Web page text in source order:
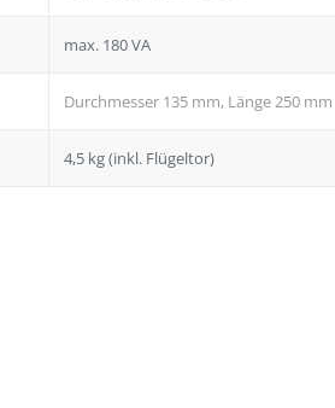
max. 180 VA
Durchmesser 135 mm, Länge 250 mm
4,5 kg (inkl. Flügeltor)